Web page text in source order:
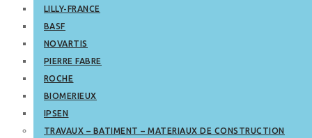
LILLY-FRANCE
BASF
NOVARTIS
PIERRE FABRE
ROCHE
BIOMERIEUX
IPSEN
TRAVAUX – BATIMENT – MATERIAUX DE CONSTRUCTION